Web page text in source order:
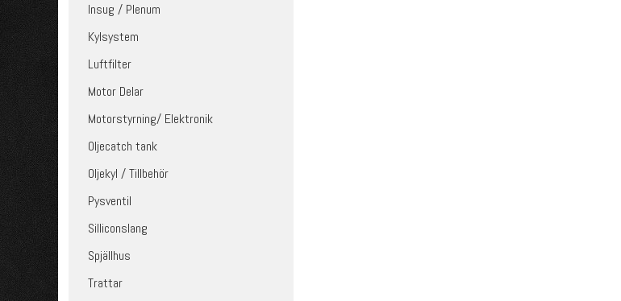
Insug / Plenum
Kylsystem
Luftfilter
Motor Delar
Motorstyrning/ Elektronik
Oljecatch tank
Oljekyl / Tillbehör
Pysventil
Silliconslang
Spjällhus
Trattar